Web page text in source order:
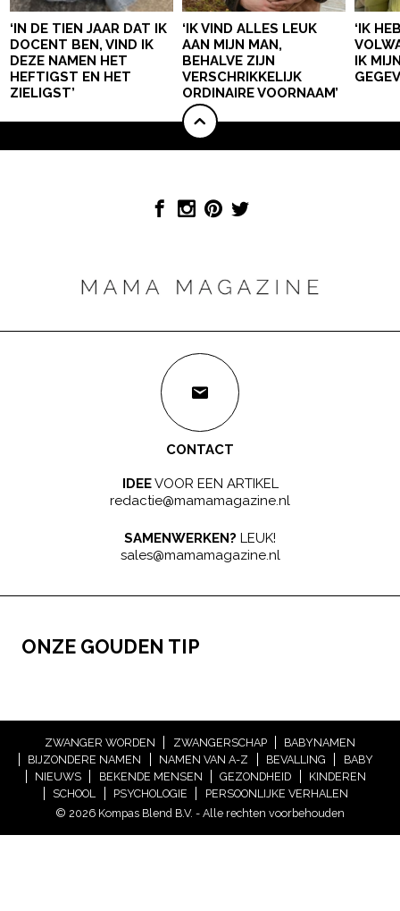
‘IN DE TIEN JAAR DAT IK
DOCENT BEN, VIND IK
DEZE NAMEN HET
HEFTIGST EN HET
ZIELIGST’
‘IK VIND ALLES LEUK
AAN MIJN MAN,
BEHALVE ZIJN
VERSCHRIKKELIJK
ORDINAIRE VOORNAAM’
‘IK
IK
CONTACT
IDEEVOOR EEN ARTIKEL
redactie@mamamagazine.nl
SAMENWERKEN? LEUK!
sales@mamamagazine.nl
ONZE GOUDEN TIP
ZWANGER WORDEN ZWANGERSCHAP
BABYNAMEN
BIJZONDERE NAMEN
NAMEN VAN A-Z BEVALLING
BABY
NIEUWS
BEKENDE MENSEN GEZONDHEID
KINDEREN
SCHOOL
PSYCHOLOGIE
PERSOONLIJKE VERHALEN
© 2026 Kompas Blend B.V. - Alle rechten voorbehouden